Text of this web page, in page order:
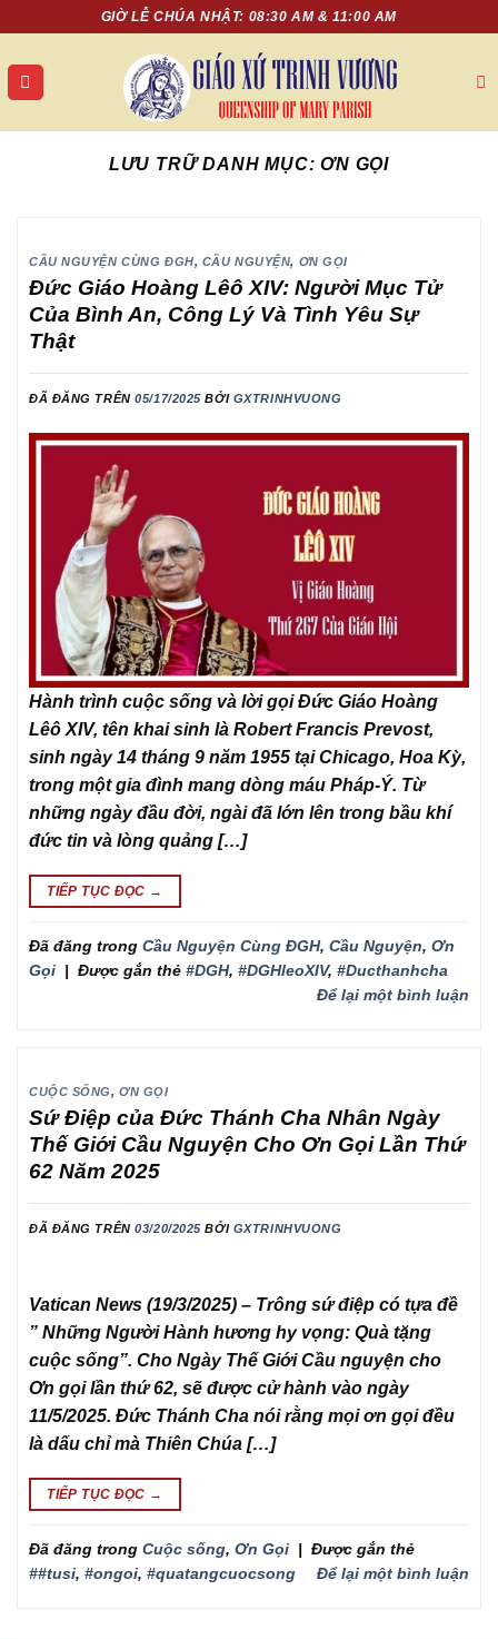
nội
dung
GIỜ LỄ CHÚA NHẬT: 08:30 AM & 11:00 AM
LƯU TRỮ DANH MỤC:ƠN GỌI
CẦU NGUYỆN CÙNG ĐGH, CẦU NGUYỆN, ƠN GỌI
Đức Giáo Hoàng Lêô XIV: Người Mục Tử
Của Bình An, Công Lý Và Tình Yêu Sự
Thật
ĐÃ ĐĂNG TRÊN05/17/2025 BỞI GXTRINHVUONG
Hành trình cuộc sống và lời gọi Đức Giáo Hoàng
Lêô XIV, tên khai sinh là Robert Francis Prevost,
sinh ngày 14 tháng 9 năm 1955 tại Chicago, Hoa Kỳ,
trong một gia đình mang dòng máu Pháp-Ý. Từ
những ngày đầu đời, ngài đã lớn lên trong bầu khí
đức tin và lòng quảng […]
TIẾP TỤC ĐỌC →
Đã đăng trong Cầu Nguyện Cùng ĐGH, Cầu Nguyện, Ơn
Gọi | Được gắn thẻ #DGH, #DGHleoXIV, #Ducthanhcha
Để lại một bình luận
CUỘC SỐNG,ƠN GỌI
Sứ Điệp của Đức Thánh Cha Nhân Ngày
Thế Giới Cầu Nguyện Cho Ơn Gọi Lần Thứ
62 Năm 2025
ĐÃ ĐĂNG TRÊN03/20/2025 BỞI GXTRINHVUONG
Vatican News (19/3/2025) – Trông sứ điệp có tựa đề
” Những Người Hành hương hy vọng: Quà tặng
cuộc sống”. Cho Ngày Thế Giới Cầu nguyện cho
Ơn gọi lần thứ 62, sẽ được cử hành vào ngày
11/5/2025. Đức Thánh Cha nói rằng mọi ơn gọi đều
là dấu chỉ mà Thiên Chúa […]
TIẾP TỤC ĐỌC →
Đã đăng trong Cuộc sống, Ơn Gọi | Được gắn thẻ
##tusi, #ongoi, #quatangcuocsong Để lại một bình luận